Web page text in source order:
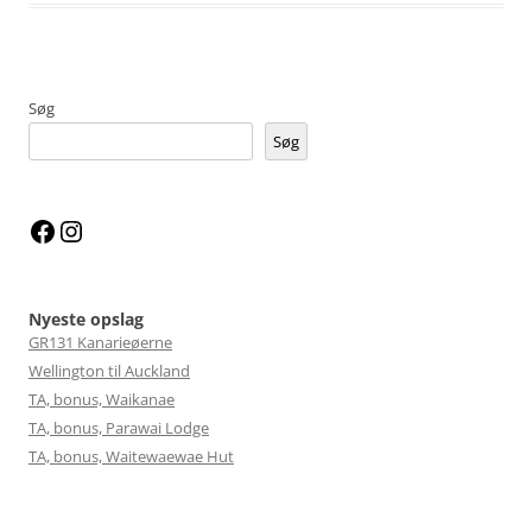
Søg
Søg
Facebook
Nyeste opslag
GR131 Kanarieøerne
Wellington til Auckland
TA, bonus, Waikanae
TA, bonus, Parawai Lodge
TA, bonus, Waitewaewae Hut